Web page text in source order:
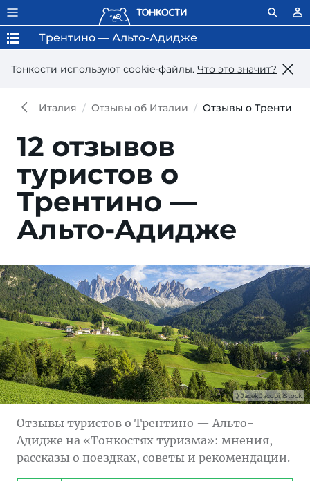
Тонкости используют сookie-файлы. Что это значит?
Трентино — Альто-Адидже
Италия Отзывы об Италии Отзывы о
12 отзывов
туристов о
Трентино —
Альто-Адидже
Jacek Jacobi, iStock
Отзывы туристов о Трентино — Альто-
Адидже на «Тонкостях туризма»: мнения,
рассказы о поездках, советы и рекомендации.